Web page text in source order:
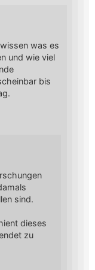
was es
und wie viel
bis
sind.
dieses
zu